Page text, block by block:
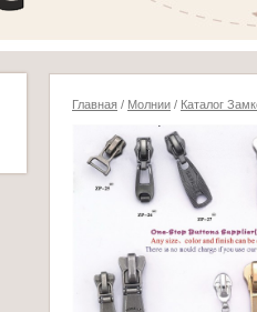
Главная / Молнии / Каталог